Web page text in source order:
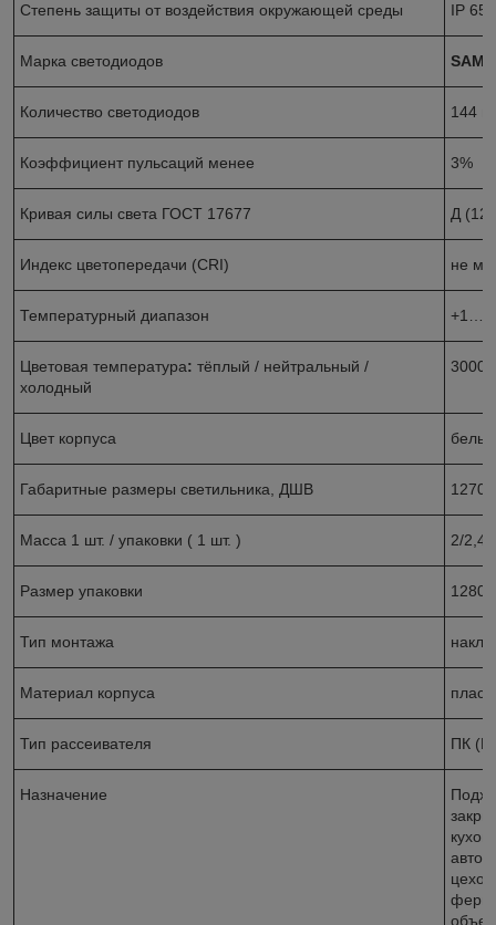
Степень защиты от воздействия окружающей среды IP 65
Марка светодиодов
Количество светодиодов 144
Коэффициент пульсаций менее 3%
Кривая силы света ГОСТ 17677 Д
Индекс цветопередачи (CRI) не
Температурный диапазон +1…
Цветовая температура: тёплый / нейтральный /
холодный
3000
Цвет корпуса белый
Габаритные размеры светильника, ДШВ
Масса 1 шт. / упаковки ( 1 шт. ) 2/2,4
Размер упаковки 1280
Тип монтажа
Материал корпуса
Тип рассеивателя ПК
Назначение
ферм,